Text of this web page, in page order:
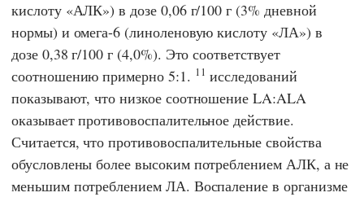
кислоту «АЛК») в дозе 0,06 г/100 г (3% дневной
нормы) и омега-6 (линоленовую кислоту «ЛА») в
дозе 0,38 г/100 г (4,0%). Это соответствует
соотношению примерно 5:1. 11 исследований
показывают, что низкое соотношение LA:ALA
оказывает противовоспалительное действие.
Считается, что противовоспалительные свойства
обусловлены более высоким потреблением АЛК, а не
меньшим потреблением ЛА. Воспаление в организме